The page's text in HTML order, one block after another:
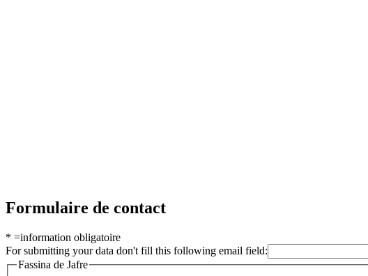
Formulaire de contact
* =information obligatoire
For submitting your data don't fill this following email field:
Fassina de Jafre